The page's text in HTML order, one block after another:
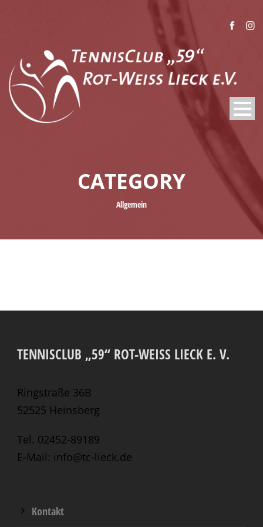
CATEGORY
Allgemein
TENNISCLUB „59“ ROT-WEISS LIECK E. V.
Ringstraße 36B
52525 Heinsberg
Tel. 02452-89189
E-Mail: info@tc-lieck.de
Kontakt